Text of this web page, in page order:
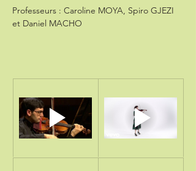
Professeurs : Caroline MOYA, Spiro GJEZI
et Daniel MACHO